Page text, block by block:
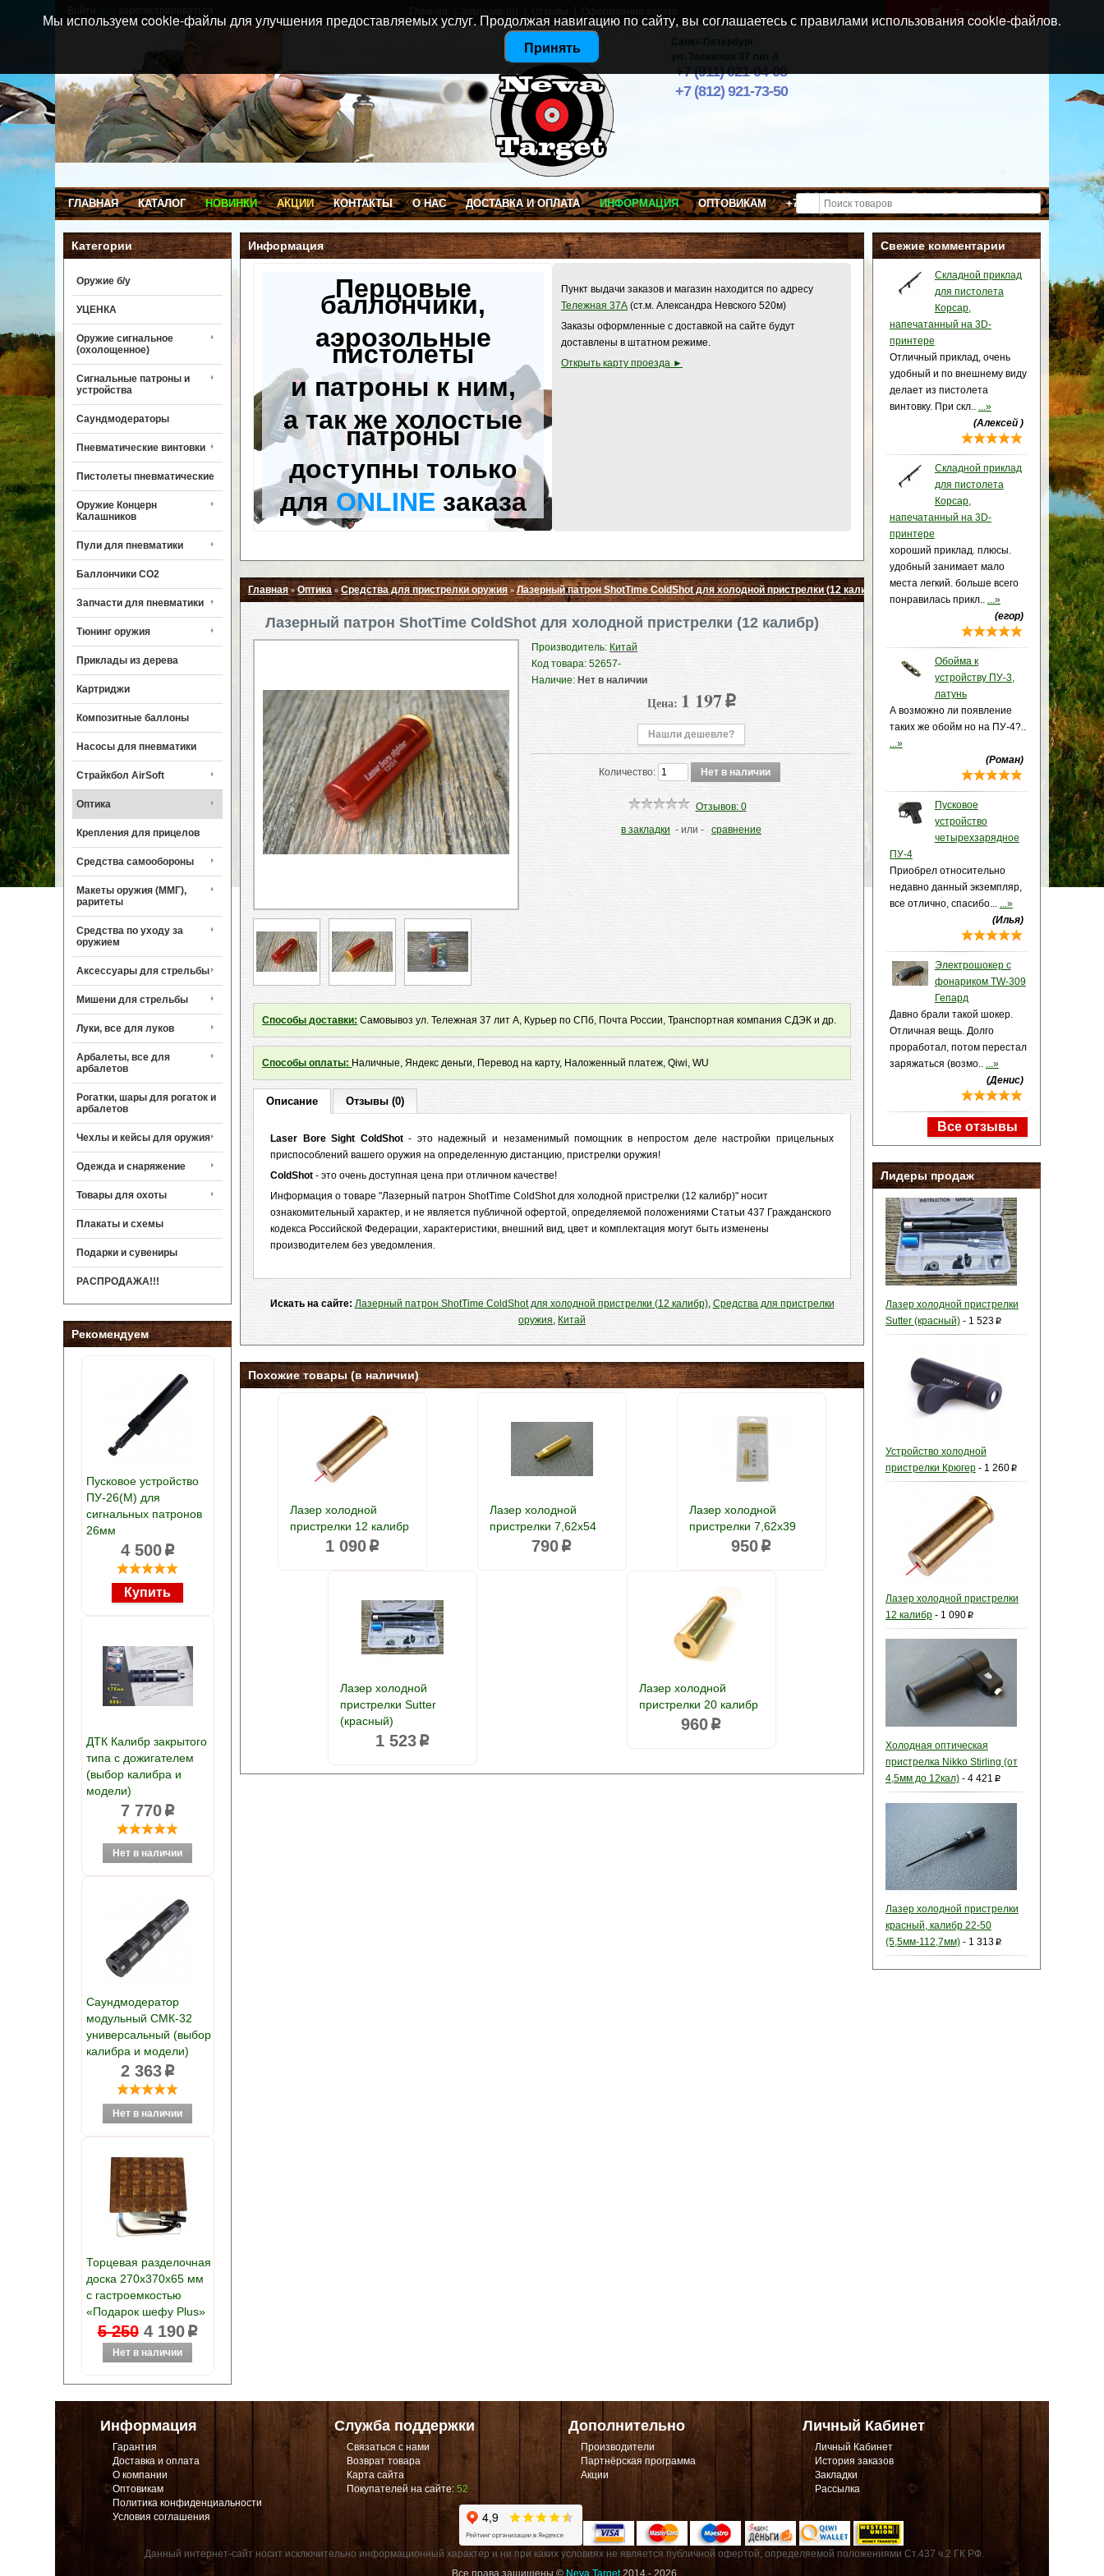
Санкт-Петербург
ул. Тележная 37 лит А
+7 (911) 021-04-08
+7 (812) 921-73-50
Товаров: 0 (0 p )
ГЛАВНАЯ КАТАЛОГ НОВИНКИ АКЦИИ КОНТАКТЫ О НАС ДОСТАВКА И ОПЛАТА ИНФОРМАЦИЯ ОПТОВИКАМ +7 (911) 021-04-08
Категории
Оружие б/у
УЦЕНКА
Оружие сигнальное
(охолощенное)
Сигнальные патроны и
устройства
Саундмодераторы
Пневматические винтовки
Пистолеты пневматические
Оружие Концерн
Калашников
Пули для пневматики
Баллончики CO2
Запчасти для пневматики
Тюнинг оружия
Приклады из дерева
Картриджи
Композитные баллоны
Насосы для пневматики
Страйкбол AirSoft
Оптика
Крепления для прицелов
Средства самообороны
Макеты оружия (ММГ),
раритеты
Средства по уходу за
оружием
Аксессуары для стрельбы
Мишени для стрельбы
Луки, все для луков
Арбалеты, все для
арбалетов
Рогатки, шары для рогаток и
арбалетов
Чехлы и кейсы для оружия
Одежда и снаряжение
Товары для охоты
Плакаты и схемы
Подарки и сувениры
РАСПРОДАЖА!!!
Рекомендуем
Пусковое устройство
ПУ-26(М) для
сигнальных патронов
26мм
4 500p
ДТК Калибр закрытого
типа с дожигателем
(выбор калибра и
модели)
7 770p
Саундмодератор
модульный СМК-32
универсальный (выбор
калибра и модели)
2 363p
Торцевая разделочная
доска 270х370х65 мм
с гастроемкостью
«Подарок шефу Plus»
5 250 4 190p
Свежие комментарии
Складной приклад
для пистолета
Корсар,
напечатанный на 3D-
принтере
Отличный приклад, очень
удобный и по внешнему виду
делает из пистолета
винтовку. При скл.. ...»
(Алексей )
Складной приклад
для пистолета
Корсар,
напечатанный на 3D-
принтере
хороший приклад. плюсы.
удобный занимает мало
места легкий. больше всего
понравилась прикл.. ...»
(егор)
Обойма к
устройству ПУ-3,
латунь
А возможно ли появление
таких же обойм но на ПУ-4?..
...»
(Роман)
Пусковое
устройство
четырехзарядное
ПУ-4
Приобрел относительно
недавно данный экземпляр,
все отлично, спасибо... ...»
(Илья)
Электрошокер с
фонариком TW-309
Гепард
Давно брали такой шокер.
Отличная вещь. Долго
проработал, потом перестал
заряжаться (возмо.. ...»
(Денис)
Все отзывы
Лидеры продаж
Лазер холодной пристрелки
Sutter (красный)- 1 523p
Устройство холодной
пристрелки Крюгер- 1 260p
Лазер холодной пристрелки
12 калибр- 1 090p
Холодная оптическая
пристрелка Nikko Stirling (от
4,5мм до 12кал)- 4 421 p
Лазер холодной пристрелки
красный, калибр 22-50
(5,5мм-112,7мм)- 1 313p
Информация
Перцовые
баллончики,
аэрозольные
пистолеты
и патроны к ним,
а так же холостые
патроны
доступны только
дляONLINE заказа
Пункт выдачи заказов и магазин находится по адресу
Тележная 37А (ст.м. Александра Невского 520м)
Заказы оформленные с доставкой на сайте будут
доставлены в штатном режиме.
Открыть карту проезда ►
Главная»Оптика»Средства для пристрелки оружия»Лазерный патрон ShotTime ColdShot для холодной пристрелки (12 калибр)
Лазерный патрон ShotTime ColdShot для холодной пристрелки (12 калибр)
Производитель: Китай
Код товара: 52657-
Наличие: Нет в наличии
Цена: 1 197 p
Нашли дешевле?
Количество:
Отзывов: 0
в закладки - или - сравнение
Способы доставки: Самовывоз ул. Тележная 37 лит А, Курьер по СПб, Почта России, Транспортная компания СДЭК и др.
Способы оплаты: Наличные, Яндекс деньги, Перевод на карту, Наложенный платеж, Qiwi, WU
Описание Отзывы (0)
Laser Bore Sight ColdShot- это надежный и незаменимый помощник в непростом деле настройки прицельных
приспособлений вашего оружия на определенную дистанцию, пристрелки оружия!
ColdShot - это очень доступная цена при отличном качестве!
Информация о товаре "Лазерный патрон ShotTime ColdShot для холодной пристрелки (12 калибр)" носит
ознакомительный характер, и не является публичной офертой, определяемой положениями Статьи 437 Гражданского
кодекса Российской Федерации, характеристики, внешний вид, цвет и комплектация могут быть изменены
производителем без уведомления.
Искать на сайте: Лазерный патрон ShotTime ColdShot для холодной пристрелки (12 калибр), Средства для пристрелки
оружия, Китай
Похожие товары (в наличии)
Лазер холодной
пристрелки 12 калибр
1 090 p
Лазер холодной
пристрелки 7,62x54
790 p
Лазер холодной
пристрелки 7,62x39
950 p
Лазер холодной
пристрелки Sutter
(красный)
1 523 p
Лазер холодной
пристрелки 20 калибр
960 p
Информация
Гарантия
Доставка и оплата
О компании
Оптовикам
Политика конфиденциальности
Условия соглашения
Служба поддержки
Связаться с нами
Возврат товара
Карта сайта
Покупателей на сайте: 52
Дополнительно
Производители
Партнёрская программа
Акции
Личный Кабинет
Личный Кабинет
История заказов
Закладки
Рассылка
Данный интернет-сайт носит исключительно информационный характер и ни при каких условиях не является публичной офертой, определяемой положениями Ст.437 ч.2 ГК РФ.
Все права защищены © Neva Target2014 - 2026
Мы используем cookie-файлы для улучшения предоставляемых услуг. Продолжая навигацию по сайту, вы соглашаетесь с правилами использования cookie-файлов.
Принять